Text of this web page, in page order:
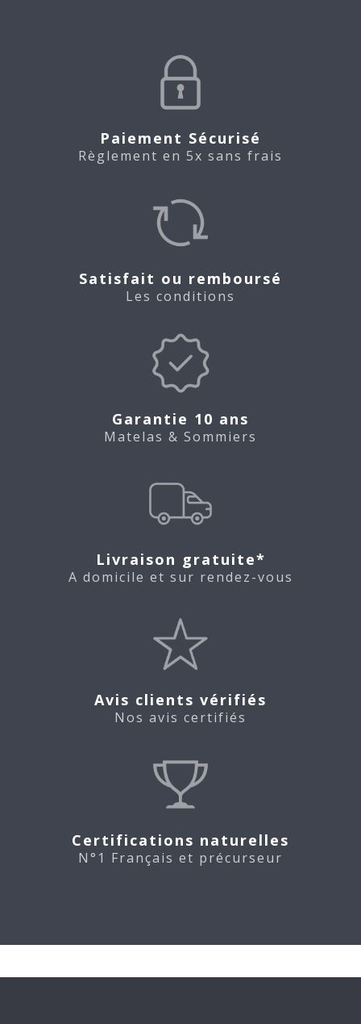
Paiement Sécurisé
Règlement en 5x sans frais
Satisfait ou remboursé
Les conditions
Garantie 10 ans
Matelas & Sommiers
Livraison gratuite*
A domicile et sur rendez-vous
Avis clients vérifiés
Nos avis certifiés
Certifications naturelles
N°1 Français et précurseur